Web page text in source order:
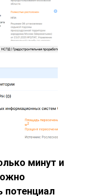
минут и
потенциал